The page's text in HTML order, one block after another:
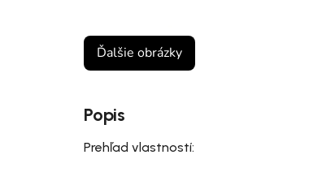
Ďalšie obrázky
Popis
Prehľad vlastností: